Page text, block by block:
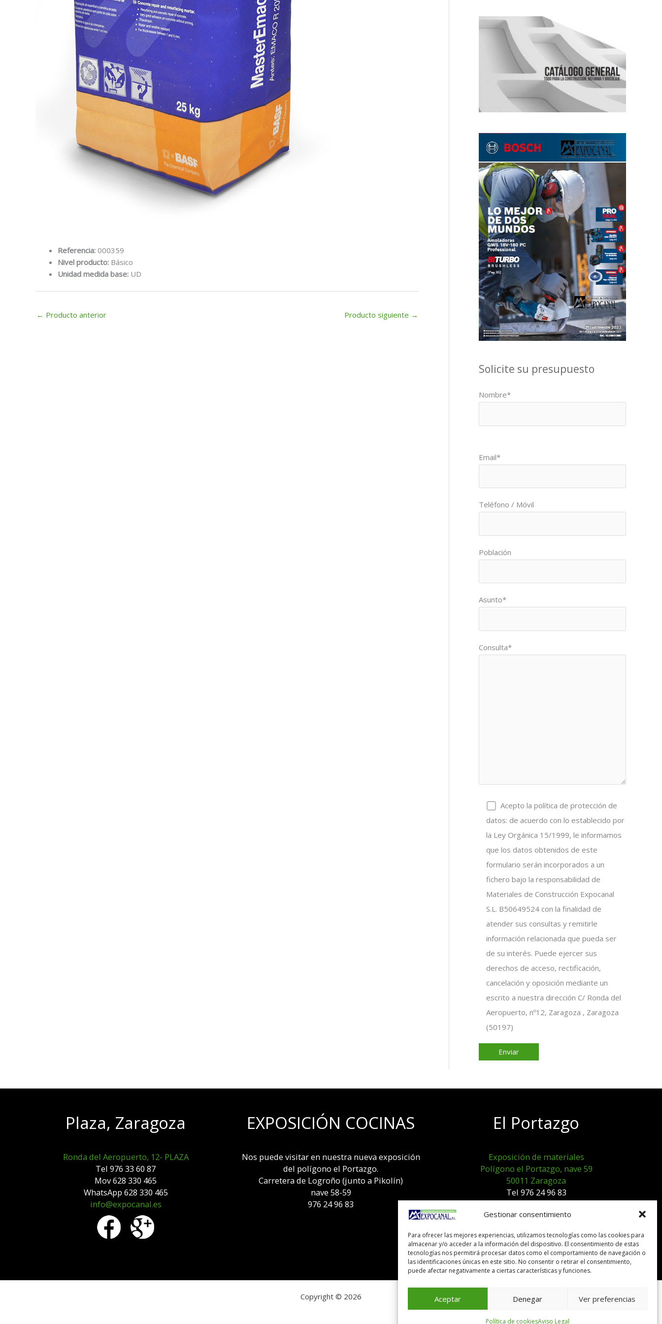
Gestionar consentimiento
Para ofrecer las mejores experiencias, utilizamos tecnologías como las cookies para
almacenar y/o acceder a la información del dispositivo. El consentimiento de estas
tecnologías nos permitirá procesar datos como el comportamiento de navegación o
las identificaciones únicas en este sitio. No consentir o retirar el consentimiento,
puede afectar negativamente a ciertas características y funciones.
Aceptar Denegar Ver preferencias
Política de cookiesAviso Legal
Referencia: 000359
Nivel producto: Básico
Unidad medida base: UD
← Producto anterior Producto siguiente →
Solicite su presupuesto
Nombre*
Email*
Teléfono / Móvil
Población
Asunto*
Consulta*
Acepto la política de protección de
datos: de acuerdo con lo establecido por
la Ley Orgánica 15/1999, le informamos
que los datos obtenidos de este
formulario serán incorporados a un
fichero bajo la responsabilidad de
Materiales de Construcción Expocanal
S.L. B50649524 con la finalidad de
atender sus consultas y remitirle
información relacionada que pueda ser
de su interés. Puede ejercer sus
derechos de acceso, rectificación,
cancelación y oposición mediante un
escrito a nuestra dirección C/ Ronda del
Aeropuerto, nº12, Zaragoza , Zaragoza
(50197)
Plaza, Zaragoza
Ronda del Aeropuerto, 12- PLAZA
Tel 976 33 60 87
Mov 628 330 465
WhatsApp 628 330 465
info@expocanal.es
EXPOSICIÓN COCINAS
Nos puede visitar en nuestra nueva exposición
del polígono el Portazgo.
Carretera de Logroño (junto a Pikolín)
nave 58-59
976 24 96 83
El Portazgo
Exposición de materiales
Polígono el Portazgo, nave 59
50011 Zaragoza
Tel 976 24 96 83
exposicion@expocanal.es
Aviso Legal
Política de cookies
Copyright © 2026